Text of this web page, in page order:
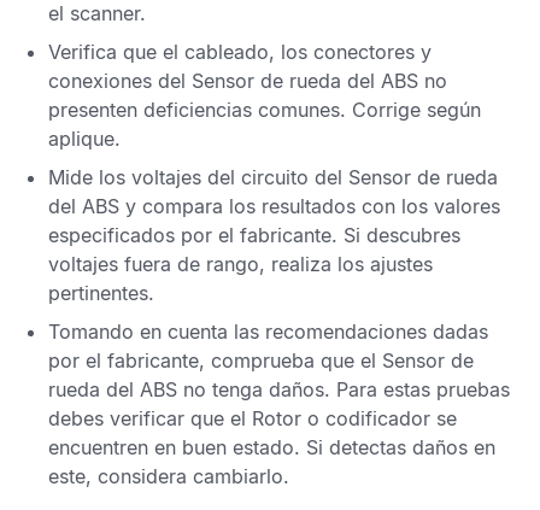
el scanner.
Verifica que el cableado, los conectores y
conexiones del Sensor de rueda del ABS no
presenten deficiencias comunes. Corrige según
aplique.
Mide los voltajes del circuito del Sensor de rueda
del ABS y compara los resultados con los valores
especificados por el fabricante. Si descubres
voltajes fuera de rango, realiza los ajustes
pertinentes.
Tomando en cuenta las recomendaciones dadas
por el fabricante, comprueba que el Sensor de
rueda del ABS no tenga daños. Para estas pruebas
debes verificar que el Rotor o codificador se
encuentren en buen estado. Si detectas daños en
este, considera cambiarlo.